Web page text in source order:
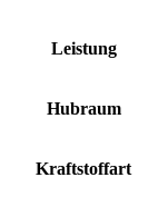
Leistung
Hubraum
Kraftstoffart